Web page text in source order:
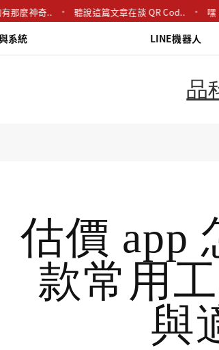
那麼神奇.. 聽說這篇文章在談 QR Cod.. 嘿
系統 LINE機器人
品
估價 app
款常用
與